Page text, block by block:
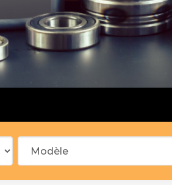
principal
fusée
distribution
Filtre à aire
Filtre à essence
Filtre à huile
Filtre à gasoil